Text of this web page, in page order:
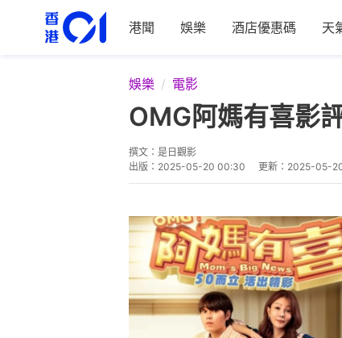
港聞 娛樂 酒店優惠碼 天
娛樂 電影
OMG阿媽有喜影
撰文： 是日觀影
出版： 2025-05-20 00:30 更新： 2025-05-